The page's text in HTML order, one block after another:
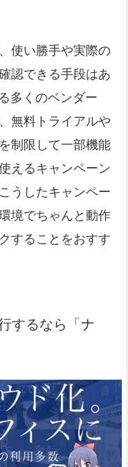
使い勝手や実際の
認できる手段はあ
多くのベンダー
無料トライアルや
制限して一部機能
えるキャンペーン
うしたキャンペー
境でちゃんと動作
することをおすす
するなら「ナ